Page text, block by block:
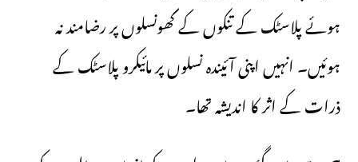
ہوئے پلاسٹک کے تنکوں کے گھونسلوں پر رضامند نہ
ہوئیں۔ انہیں اپنی آئیندہ نسلوں پر مائیکرو پلاسٹک کے
ذرات کے اثر کا اندیشہ تھا۔